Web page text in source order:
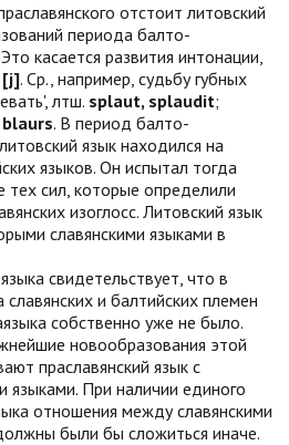
отстоит литовский
периода балто-
касается развития интонации,
[j]. Ср., например, судьбу губных
лтш. splaut, splaudit;
blaurs. В период балто-
язык находился на
языков. Он испытал тогда
тех сил, которые определили
изоглосс. Литовский язык
славянскими языками в
свидетельствует, что в
и балтийских племен
собственно уже не было.
новообразования этой
праславянский язык с
языками. При наличии единого
отношения между славянскими
были бы сложиться иначе.